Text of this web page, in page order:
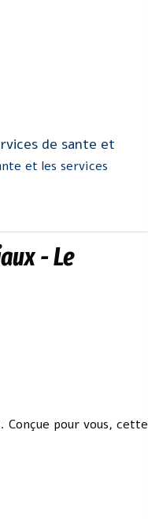
de sante et
et les services
- Le
Conçue pour vous, cette